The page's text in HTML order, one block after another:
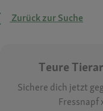
Zurück zur Suche
Teure
Sichere dich jetzt
Fressnapf